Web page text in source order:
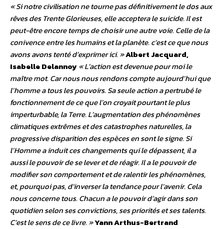
« Si notre civilisation ne tourne pas définitivement le dos aux
rêves des Trente Glorieuses, elle acceptera le suicide. Il est
peut-être encore temps de choisir une autre voie. Celle de la
conivence entre les humains et la planète. c’est ce que nous
avons avons tenté d’exprimer ici. »Albert Jacquard,
Isabelle Delannoy« L’action est devenue pour moi le
maître mot. Car nous nous rendons compte aujourd’hui que
l’homme a tous les pouvoirs. Sa seule action a pertrubé le
fonctionnement de ce que l’on croyait pourtant le plus
imperturbable, la Terre. L’augmentation des phénomènes
climatiques extrêmes et des catastrophes naturelles, la
progressive disparition des espèces en sont le signe. Si
l’Homme a induit ces changements qui le dépassent, il a
aussi le pouvoir de se lever et de réagir. Il a le pouvoir de
modifier son comportement et de ralentir les phénomènes,
et, pourquoi pas, d’inverser la tendance pour l’avenir. Cela
nous concerne tous. Chacun a le pouvoir d’agir dans son
quotidien selon ses convictions, ses priorités et ses talents.
C’est le sens de ce livre. »Yann Arthus-Bertrand